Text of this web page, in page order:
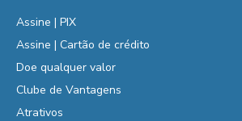
Assine | PIX
Assine | Cartão de crédito
Doe qualquer valor
Clube de Vantagens
Atrativos